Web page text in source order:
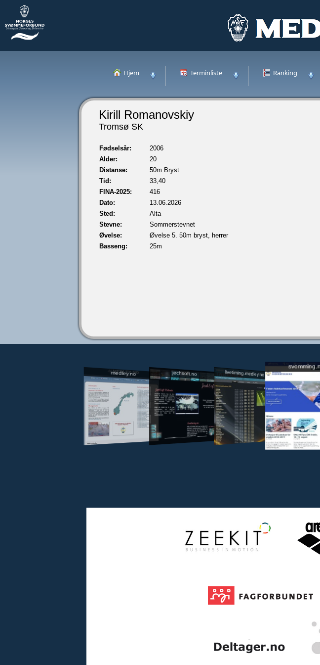
Hjem Terminliste Ranking
Kirill Romanovskiy
Tromsø SK
Fødselsår:
2006
Alder:
20
Distanse:
50m Bryst
Tid:
33,40
FINA-2025:
416
Dato:
13.06.2026
Sted:
Alta
Stevne:
Sommerstevnet
Øvelse:
Øvelse 5. 50m bryst, herrer
Basseng:
25m
medley.no jechsoft.no livetiming.medley.no